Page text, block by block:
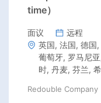
time）
面议
远程
英国, 法国, 德国
葡萄牙, 罗马尼
时, 丹麦, 芬兰,
捷克共和国, 爱沙
Redouble Company